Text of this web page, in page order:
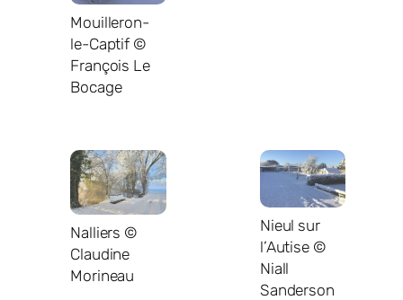
Mouilleron-
le-Captif ©
François Le
Bocage
Nalliers ©
Claudine
Morineau
Nieul sur
l’Autise ©
Niall
Sanderson